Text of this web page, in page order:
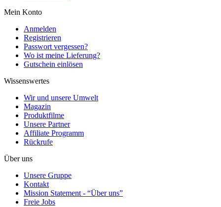
Mein Konto
Anmelden
Registrieren
Passwort vergessen?
Wo ist meine Lieferung?
Gutschein einlösen
Wissenswertes
Wir und unsere Umwelt
Magazin
Produktfilme
Unsere Partner
Affiliate Programm
Rückrufe
Über uns
Unsere Gruppe
Kontakt
Mission Statement - “Über uns”
Freie Jobs